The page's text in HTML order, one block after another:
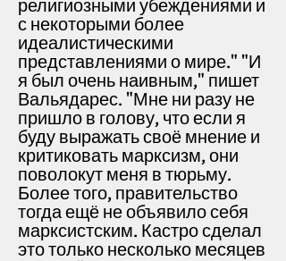
религиозными убеждениями и
с некоторыми более
идеалистическими
представлениями о мире." "И
я был очень наивным," пишет
Вальядарес. "Мне ни разу не
пришло в голову, что если я
буду выражать своё мнение и
критиковать марксизм, они
поволокут меня в тюрьму.
Более того, правительство
тогда ещё не объявило себя
марксистским. Кастро сделал
это только несколько месяцев